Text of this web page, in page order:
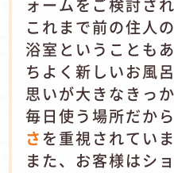
これまで前の住人
浴室ということも
ちよく新しいお風
思いが大きなきっか
毎日使う場所だか
さ を重視されていま
また、お客様はシ